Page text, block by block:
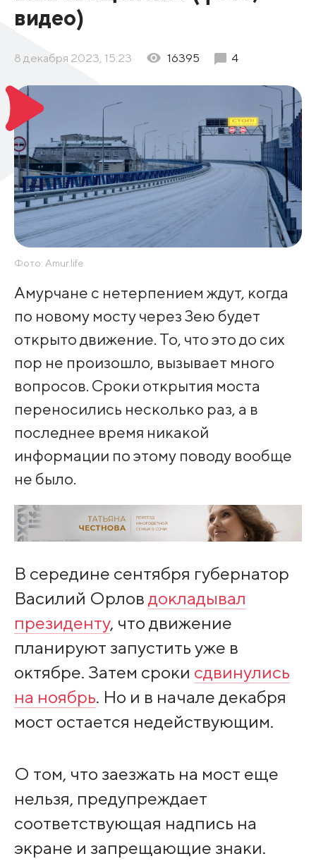
видео)
8 декабря 2023, 15:23 16395 4
Фото: Amur.life
Амурчане с нетерпением ждут, когда
по новому мосту через Зею будет
открыто движение. То, что это до сих
пор не произошло, вызывает много
вопросов. Сроки открытия моста
переносились несколько раз, а в
последнее время никакой
информации по этому поводу вообще
не было.
В середине сентября губернатор
Василий Орлов докладывал
президенту, что движение
планируют запустить уже в
октябре. Затем сроки сдвинулись
на ноябрь. Но и в начале декабря
мост остается недействующим.
О том, что заезжать на мост еще
нельзя, предупреждает
соответствующая надпись на
экране и запрещающие знаки.